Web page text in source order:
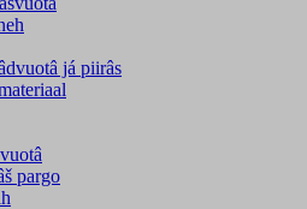
já piirâs
pargo